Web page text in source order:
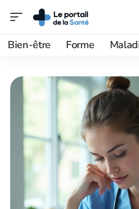
Bien-être Forme